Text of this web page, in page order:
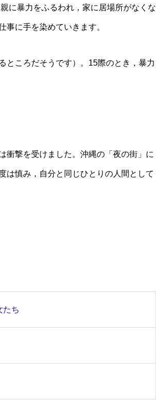
に暴力をふるわれ，家に居場所がなくな
事に手を染めていきます。
ところだそうです）。15際のとき，暴力
衝撃を受けました。沖縄の「夜の街」に
は慎み，自分と同じひとりの人間として
たち